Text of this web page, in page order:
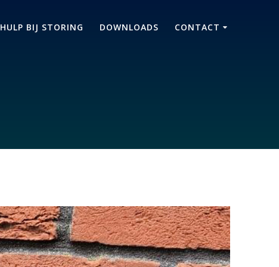
HULP BIJ STORING DOWNLOADS CONTACT